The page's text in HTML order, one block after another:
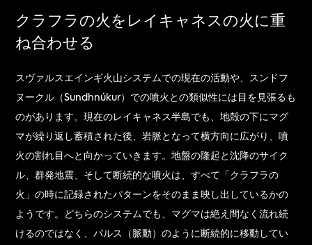
クラフラの火をレイキャネスの火に重
ね合わせる
スヴァルスエインギ火山システムでの現在の活動や、スンドフ
ヌークル（Sundhnúkur）での噴火との類似性には目を見張るも
のがあります。現在のレイキャネス半島でも、地殻の下にマグ
マが繰り返し蓄積された後、岩脈となって横方向に広がり、噴
火の割れ目へと向かっていきます。地盤の隆起と沈降のサイク
ル、群発地震、そして断続的な噴火は、すべて「クラフラの
火」の時に記録されたパターンをそのまま映し出しているかの
ようです。どちらのシステムでも、マグマは絶え間なく流れ続
けるのではなく、パルス（脈動）のように断続的に移動してい